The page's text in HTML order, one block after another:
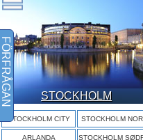
STOCKHOLM
STOCKHOLM CITY STOCKHOLM
ARLANDA STOCKHOLM
FÖRFRÅGAN